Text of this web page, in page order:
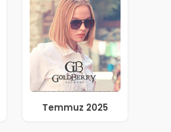
Temmuz 2025